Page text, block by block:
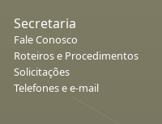
Secretaria
Fale Conosco
Roteiros e Procedimentos
Solicitações
Telefones e e-mail